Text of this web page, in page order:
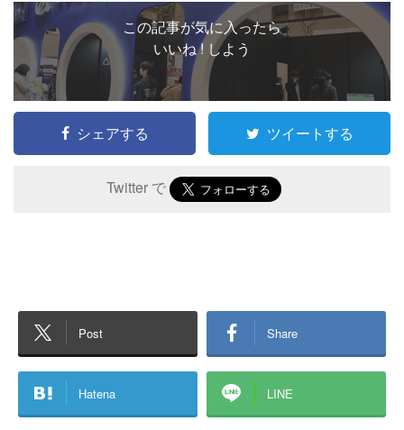
この記事が気に入ったら
いいね ! しよう
シェアする ツイートする
Twitter で
Post Share
Hatena LINE